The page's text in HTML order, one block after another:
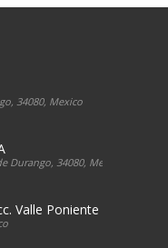
34080, Mexico
Durango, 34080, Mexico
Valle Poniente